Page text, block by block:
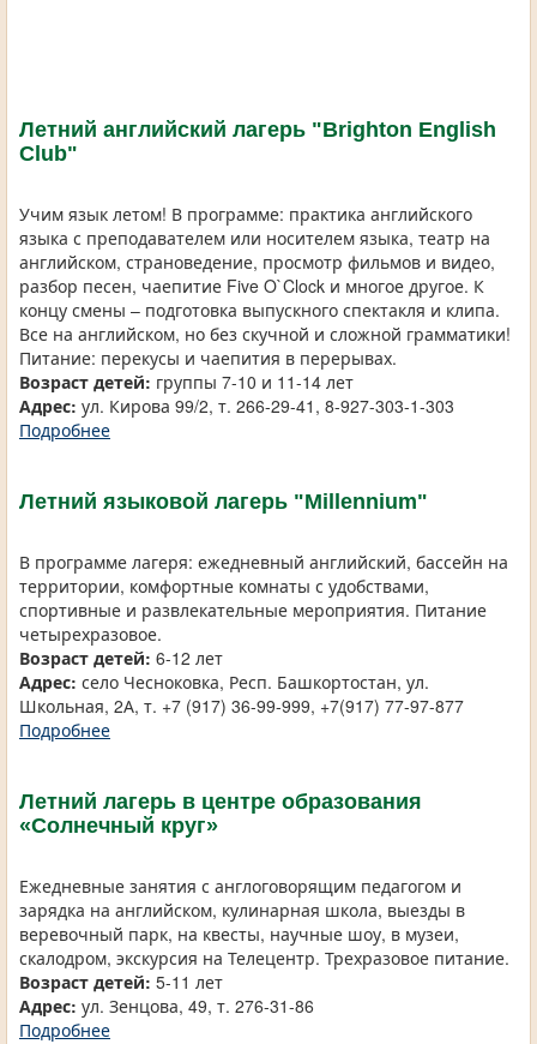
Летний английский лагерь "Brighton English
Club"
Учим язык летом! В программе: практика английского
языка с преподавателем или носителем языка, театр на
английском, страноведение, просмотр фильмов и видео,
разбор песен, чаепитие Five O`Clock и многое другое. К
концу смены – подготовка выпускного спектакля и клипа.
Все на английском, но без скучной и сложной грамматики!
Питание: перекусы и чаепития в перерывах.
Возраст детей: группы 7-10 и 11-14 лет
Адрес: ул. Кирова 99/2, т. 266-29-41, 8-927-303-1-303
Подробнее
Летний языковой лагерь "Мillennium"
В программе лагеря: ежедневный английский, бассейн на
территории, комфортные комнаты с удобствами,
спортивные и развлекательные мероприятия. Питание
четырехразовое.
Возраст детей: 6-12 лет
Адрес: село Чесноковка, Респ. Башкортостан, ул.
Школьная, 2А, т. +7 (917) 36-99-999, +7(917) 77-97-877
Подробнее
Летний лагерь в центре образования
«Солнечный круг»
Ежедневные занятия с англоговорящим педагогом и
зарядка на английском, кулинарная школа, выезды в
веревочный парк, на квесты, научные шоу, в музеи,
скалодром, экскурсия на Телецентр. Трехразовое питание.
Возраст детей: 5-11 лет
Адрес: ул. Зенцова, 49, т. 276-31-86
Подробнее